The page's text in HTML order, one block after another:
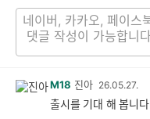
M18 진아 26.05.27.
출시를 기대 해 봅니다